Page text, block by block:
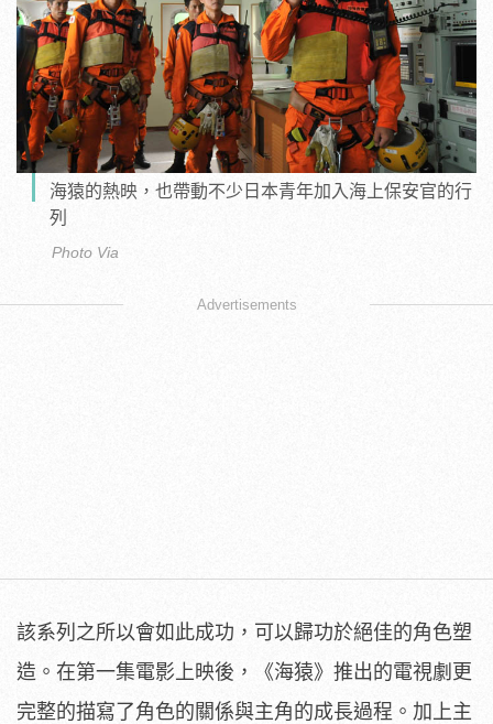
海猿的熱映，也帶動不少日本青年加入海上保安官的行
列
Photo Via
Advertisements
該系列之所以會如此成功，可以歸功於絕佳的角色塑
造。在第一集電影上映後，《海猿》推出的電視劇更
完整的描寫了角色的關係與主角的成長過程。加上主